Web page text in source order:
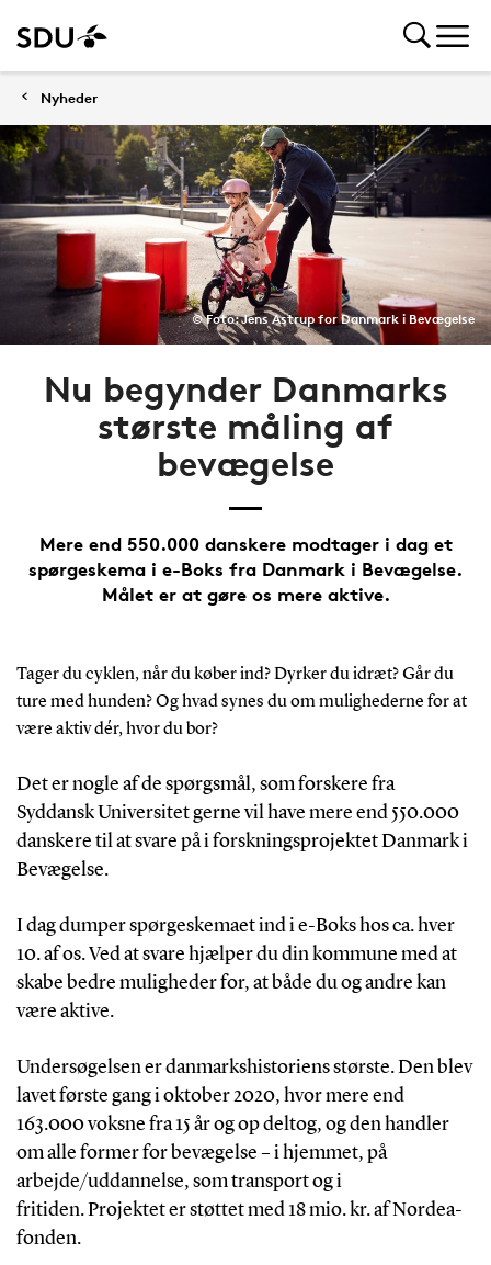
Nyheder
© Foto: Jens Astrup for Danmark i Bevægelse
Nu begynder Danmarks
største måling af
bevægelse
Mere end 550.000 danskere modtager i dag et
spørgeskema i e-Boks fra Danmark i Bevægelse.
Målet er at gøre os mere aktive.
Tager du cyklen, når du køber ind? Dyrker du idræt? Går du
ture med hunden? Og hvad synes du om mulighederne for at
være aktiv dér, hvor du bor?
Det er nogle af de spørgsmål, som forskere fra
Syddansk Universitet gerne vil have mere end 550.000
danskere til at svare på i forskningsprojektet Danmark i
Bevægelse.
I dag dumper spørgeskemaet ind i e-Boks hos ca. hver
10. af os. Ved at svare hjælper du din kommune med at
skabe bedre muligheder for, at både du og andre kan
være aktive.
Undersøgelsen er danmarkshistoriens største. Den blev
lavet første gang i oktober 2020, hvor mere end
163.000 voksne fra 15 år og op deltog, og den handler
om alle former for bevægelse – i hjemmet, på
arbejde/uddannelse, som transport og i
fritiden.Projektet er støttet med 18 mio. kr. af Nordea-
fonden.